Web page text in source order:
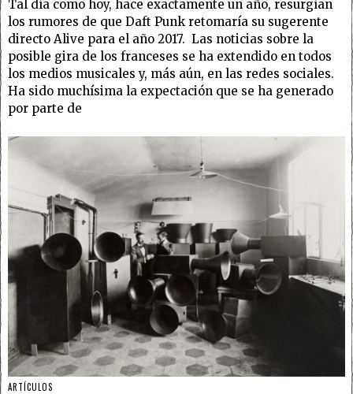
Tal día como hoy, hace exactamente un año, resurgían
los rumores de que Daft Punk retomaría su sugerente
directo Alive para el año 2017. Las noticias sobre la
posible gira de los franceses se ha extendido en todos
los medios musicales y, más aún, en las redes sociales.
Ha sido muchísima la expectación que se ha generado
por parte de
ARTÍCULOS